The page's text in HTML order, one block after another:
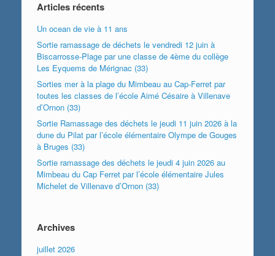
Articles récents
Un ocean de vie à 11 ans
Sortie ramassage de déchets le vendredi 12 juin à
Biscarrosse-Plage par une classe de 4ème du collège
Les Eyquems de Mérignac (33)
Sorties mer à la plage du Mimbeau au Cap-Ferret par
toutes les classes de l’école Aimé Césaire à Villenave
d’Ornon (33)
Sortie Ramassage des déchets le jeudi 11 juin 2026 à la
dune du Pilat par l’école élémentaire Olympe de Gouges
à Bruges (33)
Sortie ramassage des déchets le jeudi 4 juin 2026 au
Mimbeau du Cap Ferret par l’école élémentaire Jules
Michelet de Villenave d’Ornon (33)
Archives
juillet 2026